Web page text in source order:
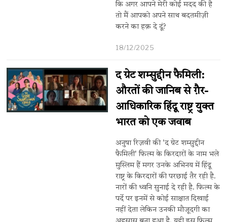
कि अगर आपने मेरी कोई मदद की है
तो मैं आपको अपने साथ बदतमीज़ी
करने का हक़ दे दूं?
18/12/2025
द ग्रेट शम्सुद्दीन फैमिली:
औरतों की जानिब से ग़ैर-
आधिकारिक हिंदू राष्ट्र युक्त
भारत को एक जवाब
अनुषा रिज़वी की 'द ग्रेट शम्सुद्दीन
फैमिली' फिल्म के किरदारों के नाम भले
मुस्लिम हैं मगर उनके अभिनय में हिंदू
राष्ट्र के किरदारों की परछाई तैर रही है.
नारों की ध्वनि सुनाई दे रही है. फिल्म के
पर्दे पर इनमें से कोई साक्षात दिखाई
नहीं देता लेकिन उनकी मौजूदगी का